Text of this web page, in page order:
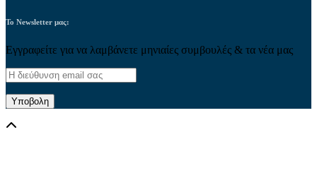
Το Newsletter μας:
Εγγραφείτε για να λαμβάνετε μηνιαίες συμβουλές & τα νέα μας